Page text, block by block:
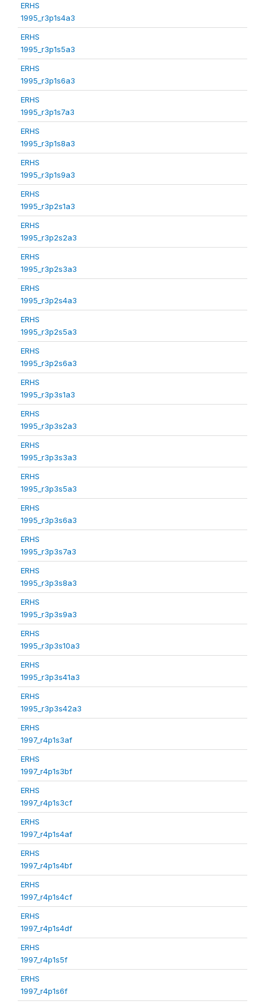
ERHS
1995_r3p1s4a3
ERHS
1995_r3p1s5a3
ERHS
1995_r3p1s6a3
ERHS
1995_r3p1s7a3
ERHS
1995_r3p1s8a3
ERHS
1995_r3p1s9a3
ERHS
1995_r3p2s1a3
ERHS
1995_r3p2s2a3
ERHS
1995_r3p2s3a3
ERHS
1995_r3p2s4a3
ERHS
1995_r3p2s5a3
ERHS
1995_r3p2s6a3
ERHS
1995_r3p3s1a3
ERHS
1995_r3p3s2a3
ERHS
1995_r3p3s3a3
ERHS
1995_r3p3s5a3
ERHS
1995_r3p3s6a3
ERHS
1995_r3p3s7a3
ERHS
1995_r3p3s8a3
ERHS
1995_r3p3s9a3
ERHS
1995_r3p3s10a3
ERHS
1995_r3p3s41a3
ERHS
1995_r3p3s42a3
ERHS
1997_r4p1s3af
ERHS
1997_r4p1s3bf
ERHS
1997_r4p1s3cf
ERHS
1997_r4p1s4af
ERHS
1997_r4p1s4bf
ERHS
1997_r4p1s4cf
ERHS
1997_r4p1s4df
ERHS
1997_r4p1s5f
ERHS
1997_r4p1s6f